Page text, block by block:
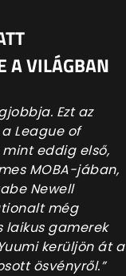
A VILÁGBAN
Ezt az
League of
eddig első,
MOBA-jában,
Newell
még
laikus gamerek
kerüljön át a
ösvényről.”